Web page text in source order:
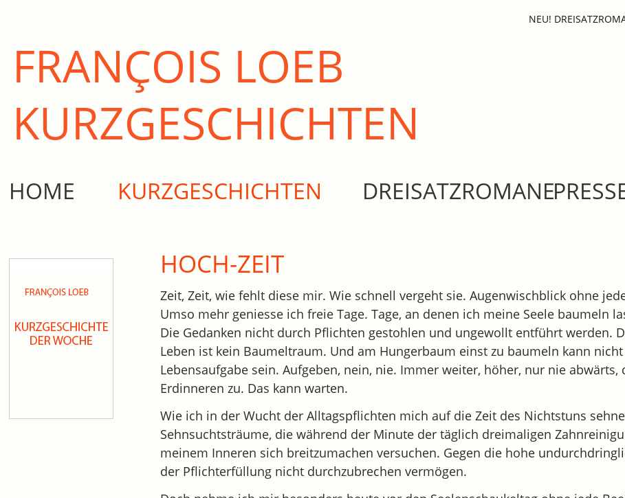
NEU!
FRANÇOIS LOEB
KURZ­GESCHICHTEN
HOME KURZGESCHICHTEN DREISATZROMANE
HOCH-ZEIT
Zeit, Zeit, wie fehlt diese mir. Wie schnell vergeht sie. Augenwischblick ohne
Umso mehr geniesse ich freie Tage. Tage, an denen ich meine Seele baumeln
Die Gedanken nicht durch Pflichten gestohlen und ungewollt entführt werden.
Leben ist kein Baumeltraum. Und am Hungerbaum einst zu baumeln kann
Lebensaufgabe sein. Aufgeben, nein, nie. Immer weiter, höher, nur nie abwärts,
Erdinneren zu. Das kann warten.
Wie ich in der Wucht der Alltagspflichten mich auf die Zeit des Nichtstuns
Sehnsuchtsträume, die während der Minute der täglich dreimaligen
meinem Inneren sich breitzumachen versuchen. Gegen die hohe
der Pflichterfüllung nicht durchzubrechen vermögen.